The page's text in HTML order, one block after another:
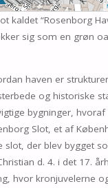
kaldet “Rosenborg
sig som en grøn
haven er
og historiske
bygninger, hvoraf
Slot, et af
slot, der blev bygget
d. 4. i det 17.
hvor kronjuvelerne